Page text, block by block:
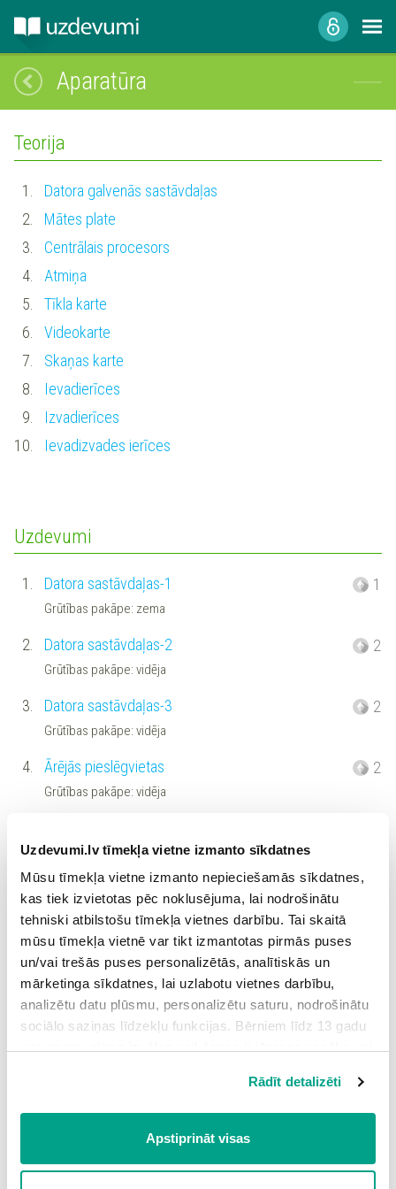
Uzdevumi.lv tīmekļa vietne izmanto sīkdatnes
Mūsu tīmekļa vietne izmanto nepieciešamās sīkdatnes,
kas tiek izvietotas pēc noklusējuma, lai nodrošinātu
tehniski atbilstošu tīmekļa vietnes darbību. Tai skaitā
mūsu tīmekļa vietnē var tikt izmantotas pirmās puses
un/vai trešās puses personalizētās, analītiskās un
mārketinga sīkdatnes, lai uzlabotu vietnes darbību,
analizētu datu plūsmu, personalizētu saturu, nodrošinātu
sociālo saziņas līdzekļu funkcijas. Bērniem līdz 13 gadu
Spiežot uz pogas “Apstiprināt visas”, Jūs piekrītat visām
sīkdatnēm, kas atrodas šajā tīmekļa vietnē, ieskaitot
trešo pušu mārketinga sīkdatnes. Spiežot uz pogas
vietnē, izņemot “Nepieciešamās” sīkdatnes, kuru
Rādīt detalizēti
Apstiprināt visas
Aparatūra
Teorija
1.
Datora galvenās sastāvdaļas
2.
Mātes plate
3.
Centrālais procesors
4.
Atmiņa
5.
Tīkla karte
6.
Videokarte
7.
Skaņas karte
8.
Ievadierīces
9.
Izvadierīces
10.
Ievadizvades ierīces
Uzdevumi
1. Datora sastāvdaļas-1
Grūtības pakāpe: zema
1
2. Datora sastāvdaļas-2
Grūtības pakāpe: vidēja
2
3. Datora sastāvdaļas-3
Grūtības pakāpe: vidēja
2
4. Ārējās pieslēgvietas
Grūtības pakāpe: vidēja
2
Grūtības pakāpe: vidēja
Personālā datora atmiņa-2
Grūtības pakāpe: zema
7. Ievadierīces-1
Grūtības pakāpe: zema
8. Ievadierīces-2
Grūtības pakāpe: vidēja